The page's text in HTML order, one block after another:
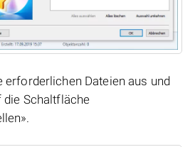
erforderlichen Dateien aus und
die Schaltfläche